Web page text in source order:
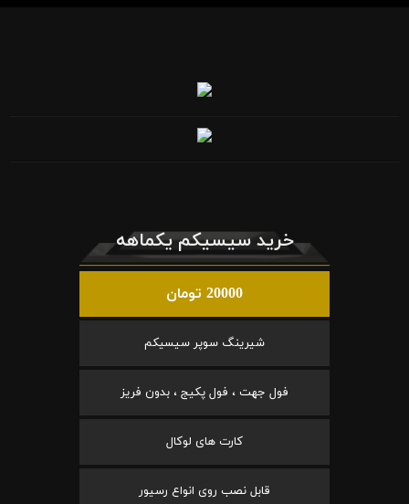
خرید سیسیکم یکماهه
20000 تومان
شیرینگ سوپر سیسیکم
فول جهت ، فول پکیج ، بدون فریز
کارت های لوکال
قابل نصب روی انواع رسیور